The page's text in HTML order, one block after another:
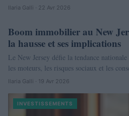
Ilaria Galli · 22 Avr 2026
NEWS
Boom immobilier au New
la hausse et ses implications
Le New Jersey défie la tendance
les moteurs, les risques sociaux et les
Ilaria Galli · 19 Avr 2026
INVESTISSEMENTS